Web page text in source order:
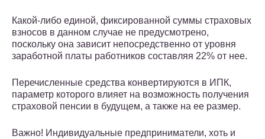
Какой-либо единой, фиксированной суммы страховых
взносов в данном случае не предусмотрено,
поскольку она зависит непосредственно от уровня
заработной платы работников составляя 22% от нее.
Перечисленные средства конвертируются в ИПК,
параметр которого влияет на возможность получения
страховой пенсии в будущем, а также на ее размер.
Важно! Индивидуальные предприниматели, хоть и